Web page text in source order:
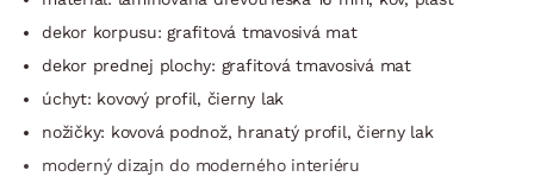
dekor korpusu: grafitová tmavosivá mat
dekor prednej plochy: grafitová tmavosivá mat
úchyt: kovový profil, čierny lak
nožičky: kovová podnož, hranatý profil, čierny lak
moderný dizajn do moderného interiéru